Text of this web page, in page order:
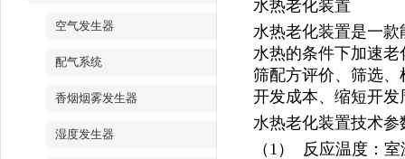
空气发生器
配气系统
香烟烟雾发生器
湿度发生器
水热老化装置
水热老化装置是一
水热的条件下加速
筛配方评价、筛选
开发成本、缩短开发
水热老化装置技术参
（1）
反应温度：